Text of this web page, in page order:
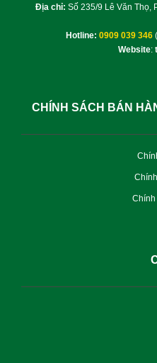
Địa chỉ: Số 235/9 Lê Văn Thọ,
Hotline: 0909 039 346
Website:
CHÍNH SÁCH BÁN
Chính